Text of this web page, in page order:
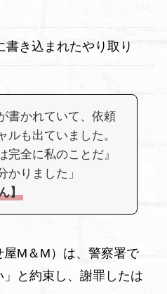
書き込まれたやり取り
書かれていて、依頼
ルも出ていました。
完全に私のことだ』
かりました」
】
屋M＆M）は、警察署で
」と約束し、謝罪したは